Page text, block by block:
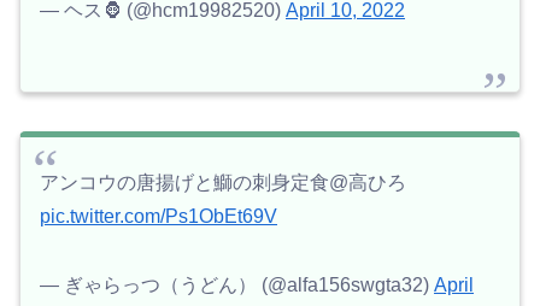
— ヘス🦍 (@hcm19982520) April 10, 2022
アンコウの唐揚げと鰤の刺身定食@高ひろ
pic.twitter.com/Ps1ObEt69V
— ぎゃらっつ（うどん） (@alfa156swgta32) April